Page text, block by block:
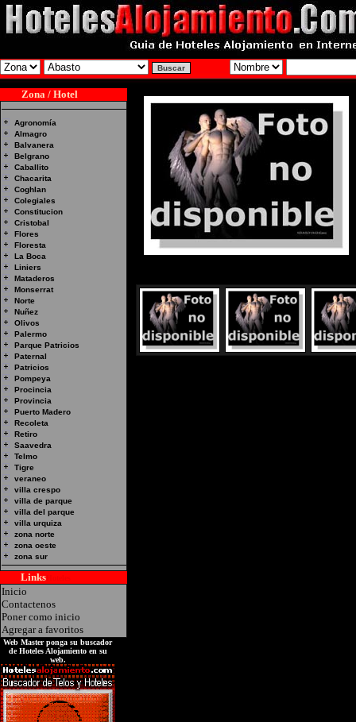
Zona / Hotel
Agronomía
Almagro
Balvanera
Belgrano
Caballito
Chacarita
Coghlan
Colegiales
Constitucion
Cristobal
Flores
Floresta
La Boca
Liniers
Mataderos
Monserrat
Norte
Nuñez
Olivos
Palermo
Parque Patricios
Paternal
Patricios
Pompeya
Procincia
Provincia
Puerto Madero
Recoleta
Retiro
Saavedra
Telmo
Tigre
veraneo
villa crespo
villa de parque
villa del parque
villa urquiza
zona norte
zona oeste
zona sur
Links
Inicio
Contactenos
Poner como inicio
Agregar a favoritos
Web Master ponga su buscador
de Hoteles Alojamiento en su
web.